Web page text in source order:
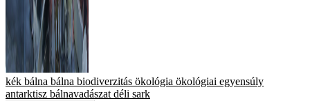
kék bálna bálna biodiverzitás ökológia ökológiai egyensúly
antarktisz bálnavadászat déli sark